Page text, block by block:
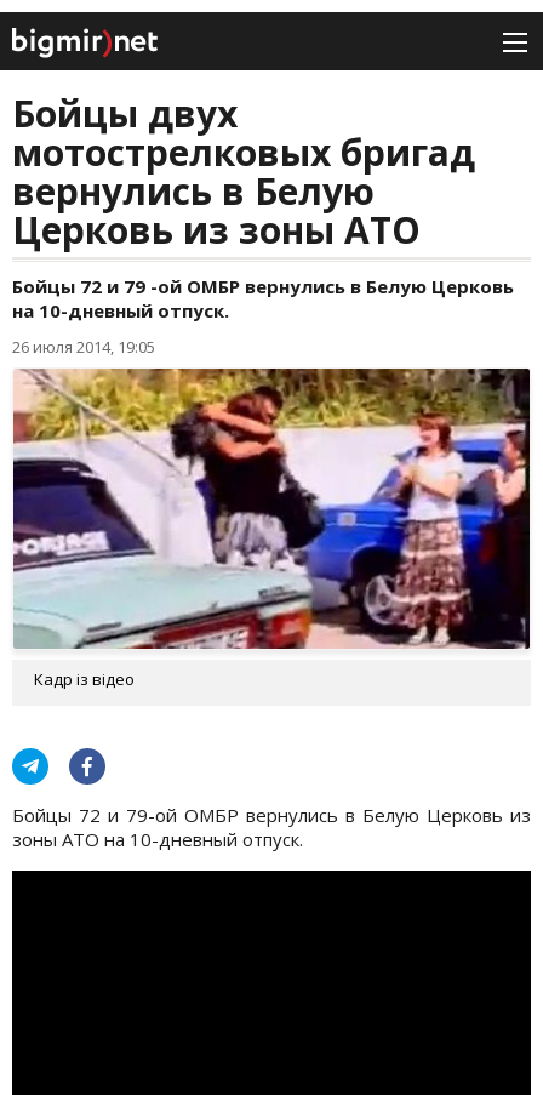
Бойцы двух
мотострелковых бригад
вернулись в Белую
Церковь из зоны АТО
Бойцы 72 и 79 -ой ОМБР вернулись в Белую Церковь
на 10-дневный отпуск.
26 июля 2014, 19:05
Кадр із відео
Бойцы 72 и 79-ой ОМБР вернулись в Белую Церковь из
зоны АТО на 10-дневный отпуск.